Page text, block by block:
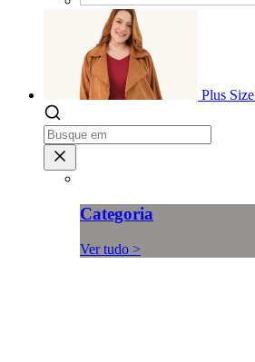
Plus Size
Categoria
Ver tudo >